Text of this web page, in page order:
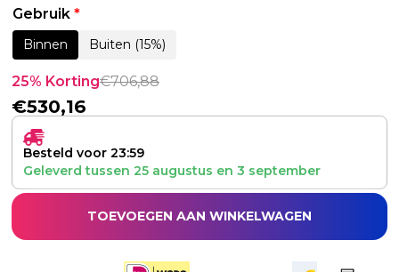
Gebruik *
Binnen Buiten (15%)
25% Korting€706,88
€530,16
Besteld voor 23:59
Geleverd tussen 25 augustus en 3 september
TOEVOEGEN AAN WINKELWAGEN